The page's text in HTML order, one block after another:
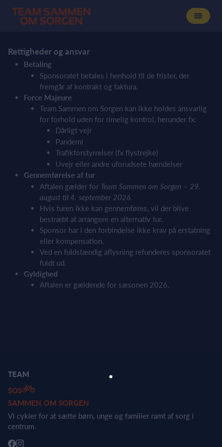
Rettigheder og ansvar
Betaling
Sponsoratet betales i henhold til de frister, der
fremgår af kontrakt og faktura.
Force Majeure
Team Sammen om Sorgen kan ikke holdes ansvarlig
for forhold uden for rimelig kontrol, herunder fx:
Dårligt vejr
Pandemi
Trafikforstyrrelser (fx flystrejke)
Uvejr eller andre uforudsete hændelser
Gennemførelse af tur
Aftalen gælder for Team Sammen om Sorgen – 29.
august til 4. september 2026
Hvis turen ikke kan gennemføres, vil der blive
bestræbt at arrangere en alternativ tur.
Sponsor har i den forbindelse ikke krav på erstatning
eller kompensation.
Ved en fuldstændig aflysning refunderes sponsoratet
fuldt ud.
Gyldighed
Aftalen er gældende for sæsonen 2026.
TEAM
SOS
SAMMEN OM SORGEN
Vi cykler for at sætte børn, unge og familier ramt af sorg i
centrum.